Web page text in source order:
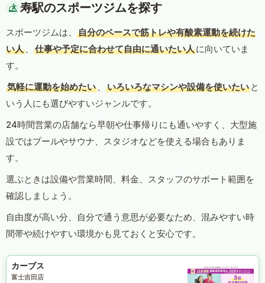
寿駅のスポーツジムを探す
スポーツジムは、
自分のペースで筋トレや有酸素運動を続けた
い人 、 仕事や予定に合わせて自由に通いたい人に向いていま
す。
気軽に運動を始めたい 、 いろいろなマシンや設備を使いたい と
いう人にも選びやすいジャンルです。
24時間営業の店舗なら早朝や仕事帰りにも通いやすく、大型施
設ではプールやサウナ、スタジオなどを使える場合もありま
す。
選ぶときは設備や営業時間、料金、スタッフのサポート範囲を
確認しましょう。
自由度が高い分、自分で通う意思が必要なため、混みやすい時
間帯や続けやすい環境かも見ておくと安心です。
カーブス
富士吉田店